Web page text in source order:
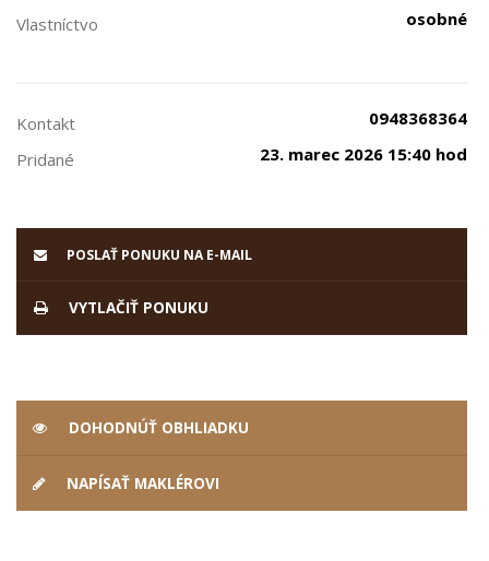
Vlastníctvo
osobné
Kontakt
0948368364
Pridané
23. marec 2026 15:40 hod
POSLAŤ PONUKU NA E-MAIL
VYTLAČIŤ PONUKU
DOHODNÚŤ OBHLIADKU
NAPÍSAŤ MAKLÉROVI